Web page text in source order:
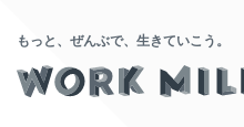
もっと、ぜんぶで、生きていこう。